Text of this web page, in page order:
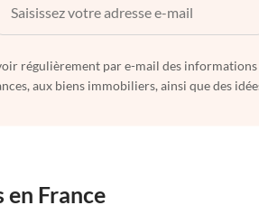
régulièrement par e-mail des
aux biens immobiliers, ainsi que des
France